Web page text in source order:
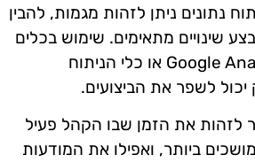
נתונים ניתן לזהות מגמות, להבין
שינויים מתאימים. שימוש בכלים
אנליטיים כמו Google Analytics או כלי הניתוח
יכול לשפר את הביצועים.
לזהות את הזמן שבו הקהל פעיל
ביותר, ואפילו את המודעות